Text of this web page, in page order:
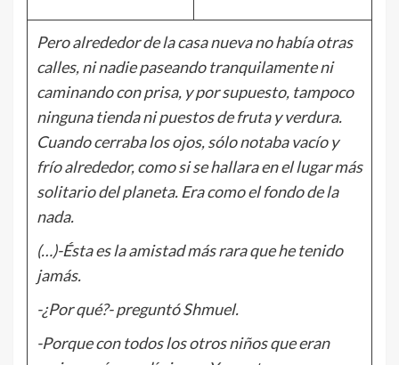
Pero alrededor de la casa nueva no había otras
calles, ni nadie paseando tranquilamente ni
caminando con prisa, y por supuesto, tampoco
ninguna tienda ni puestos de fruta y verdura.
Cuando cerraba los ojos, sólo notaba vacío y
frío alrededor, como si se hallara en el lugar más
solitario del planeta. Era como el fondo de la
nada.
(…)-Ésta es la amistad más rara que he tenido
jamás.
-¿Por qué?- preguntó Shmuel.
-Porque con todos los otros niños que eran